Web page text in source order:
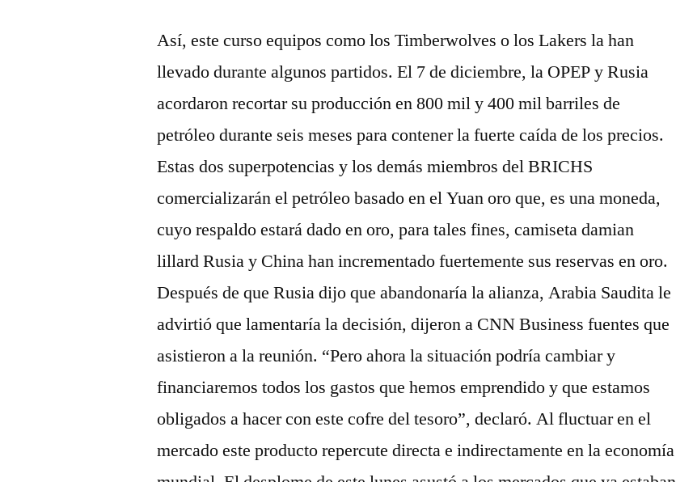
Así, este curso equipos como los Timberwolves o los Lakers la han
llevado durante algunos partidos. El 7 de diciembre, la OPEP y Rusia
acordaron recortar su producción en 800 mil y 400 mil barriles de
petróleo durante seis meses para contener la fuerte caída de los precios.
Estas dos superpotencias y los demás miembros del BRICHS
comercializarán el petróleo basado en el Yuan oro que, es una moneda,
cuyo respaldo estará dado en oro, para tales fines, camiseta damian
lillard Rusia y China han incrementado fuertemente sus reservas en oro.
Después de que Rusia dijo que abandonaría la alianza, Arabia Saudita le
advirtió que lamentaría la decisión, dijeron a CNN Business fuentes que
asistieron a la reunión. “Pero ahora la situación podría cambiar y
financiaremos todos los gastos que hemos emprendido y que estamos
obligados a hacer con este cofre del tesoro”, declaró. Al fluctuar en el
mercado este producto repercute directa e indirectamente en la economía